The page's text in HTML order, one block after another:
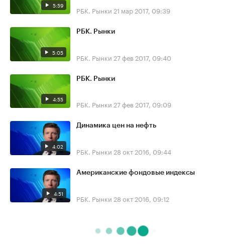
5:59 РБК. Рынки 21 мар 2017, 09:39
5:05
РБК. Рынки
РБК. Рынки 27 фев 2017, 09:40
4:55
РБК. Рынки
РБК. Рынки 27 фев 2017, 09:09
4:02
Динамика цен на нефть
РБК. Рынки 28 окт 2016, 09:44
4:51
Американские фондовые индексы
РБК. Рынки 28 окт 2016, 09:12